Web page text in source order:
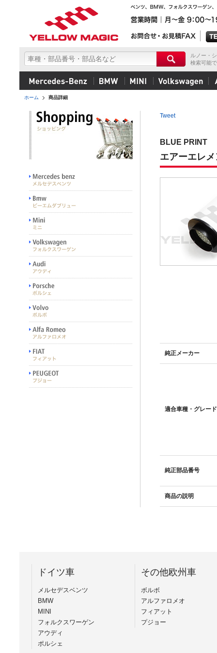
ルノー・
検索可能
ホーム 商品詳細
Tweet
BLUE PRINT
エアーエレ
純正メーカー
適合車種・グレー
純正部品番号
商品の説明
ドイツ車
メルセデスベンツ
BMW
MINI
フォルクスワーゲン
アウディ
ポルシェ
その他欧州車
ボルボ
アルファロメオ
フィアット
プジョー